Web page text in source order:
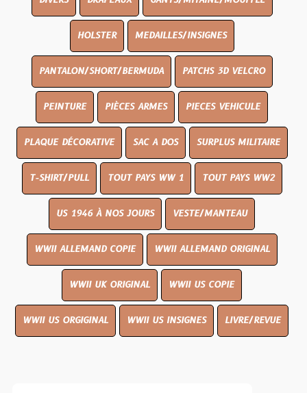
HOLSTER MEDAILLES/INSIGNES
PANTALON/SHORT/BERMUDA PATCHS 3D VELCRO
PEINTURE PIÈCES ARMES PIECES VEHICULE
PLAQUE DÉCORATIVE SAC A DOS SURPLUS MILITAIRE
T-SHIRT/PULL TOUT PAYS WW 1 TOUT PAYS WW2
US 1946 À NOS JOURS VESTE/MANTEAU
WWII ALLEMAND COPIE WWII ALLEMAND ORIGINAL
WWII UK ORIGINAL WWII US COPIE
WWII US ORGIGINAL WWII US INSIGNES LIVRE/REVUE